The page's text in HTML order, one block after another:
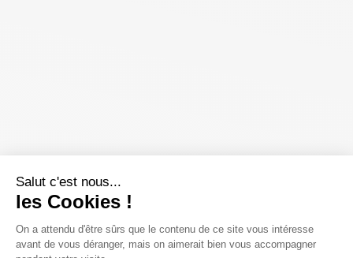
Salut c'est nous...
les Cookies !
On a attendu d'être sûrs que le contenu de ce site vous intéresse
avant de vous déranger, mais on aimerait bien vous accompagner